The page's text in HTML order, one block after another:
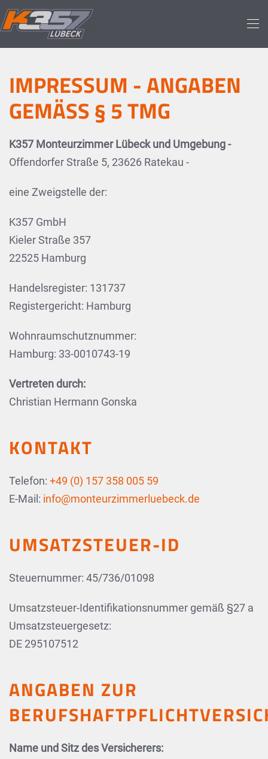
Skip to main content
IMPRESSUM - ANGABEN
GEMÄSS § 5 TMG
K357 Monteurzimmer Lübeck und Umgebung -
Offendorfer Straße 5, 23626 Ratekau -
eine Zweigstelle der:
K357 GmbH
Kieler Straße 357
22525 Hamburg
Handelsregister: 131737
Registergericht: Hamburg
Wohnraumschutznummer:
Hamburg: 33-0010743-19
Vertreten durch:
Christian Hermann Gonska
KONTAKT
Telefon: +49 (0) 157 358 005 59
E-Mail: info@monteurzimmerluebeck.de
UMSATZSTEUER-ID
Steuernummer: 45/736/01098
Umsatzsteuer-Identifikationsnummer gemäß §27 a
Umsatzsteuergesetz:
DE 295107512
ANGABEN ZUR
Name und Sitz des Versicherers: